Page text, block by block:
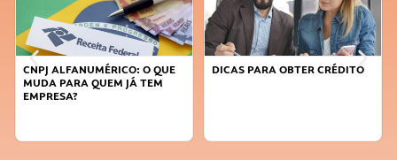
DICAS PARA OBTER CRÉDITO
FAÇA A DIFERENÇA: SEJA